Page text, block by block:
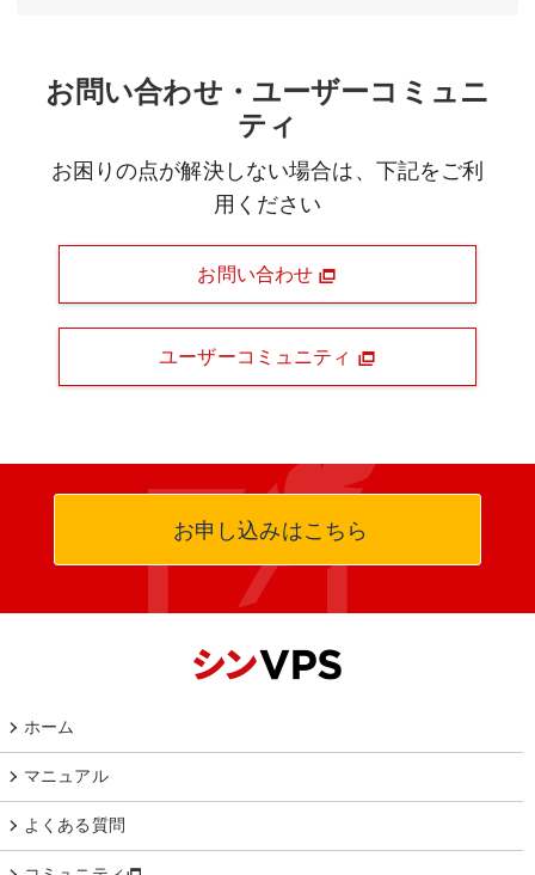
お問い合わせ・ユーザーコミュニ
ティ
お困りの点が解決しない場合は、下記をご利
用ください
お問い合わせ
ユーザーコミュニティ
お申し込みはこちら
ホーム
マニュアル
よくある質問